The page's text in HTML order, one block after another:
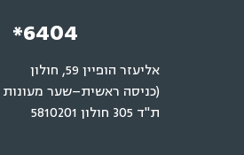
*6404
אליעזר הופיין 59, חולון
(כניסה ראשית–שער
ת"ד 305 חולון 5810201